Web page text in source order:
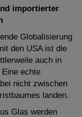
importierter
Globalisierung
den USA ist die
auch in
echte
nicht zwischen
landen.
Glas werden